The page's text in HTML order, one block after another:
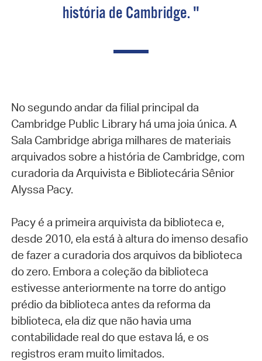
história de Cambridge. "
No segundo andar da filial principal da
Cambridge Public Library há uma joia única. A
Sala Cambridge abriga milhares de materiais
arquivados sobre a história de Cambridge, com
curadoria da Arquivista e Bibliotecária Sênior
Alyssa Pacy.
Pacy é a primeira arquivista da biblioteca e,
desde 2010, ela está à altura do imenso desafio
de fazer a curadoria dos arquivos da biblioteca
do zero. Embora a coleção da biblioteca
estivesse anteriormente na torre do antigo
prédio da biblioteca antes da reforma da
biblioteca, ela diz que não havia uma
contabilidade real do que estava lá, e os
registros eram muito limitados.